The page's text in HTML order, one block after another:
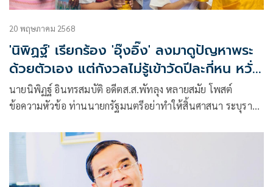
20 พฤษภาคม 2568
'นิพิฏฐ์' เรียกร้อง 'อุ๊งอิ๊ง' ลงมาดูปัญหาพระ
ด้วยตัวเอง แต่กังวลไม่รู้เข้าวัดปีละกี่หน หวั่น
จะสิ้นชาติ
นายนิพิฏฐ์ อินทรสมบัติ อดีตส.ส.พัทลุง หลายสมัย โพสต์
ข้อความหัวข้อ ท่านนายกรัฐมนตรีอย่าทำให้สิ้นศาสนา ระบุราย